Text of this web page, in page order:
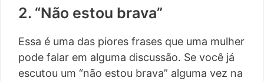
2. “Não estou brava”
Essa é uma das piores frases que uma mulher
pode falar em alguma discussão. Se você já
escutou um “não estou brava” alguma vez na